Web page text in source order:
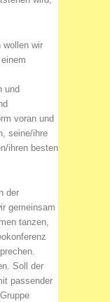
wollen wir
und
voran und
seine/ihre
ihren besten
der
gemeinsam
tanzen,
Soll der
passender